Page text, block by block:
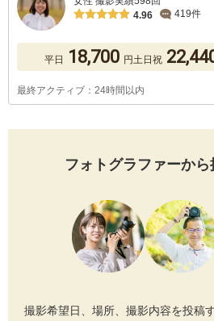
4.96
419件
平日 18,700 円土日祝
最終アクティブ：24時間以内
フォトグラファーから
撮影希望日、場所、撮影内容を投稿